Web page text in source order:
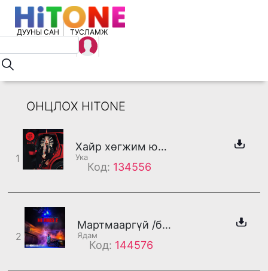
ДУУНЫ САН ТУСЛАМЖ
ОНЦЛОХ HITONE
1
Хайр хөгжим юм уу
Ука
Код: 134556
2
Мартмааргүй /бадаг/
Ядам
Код: 144576